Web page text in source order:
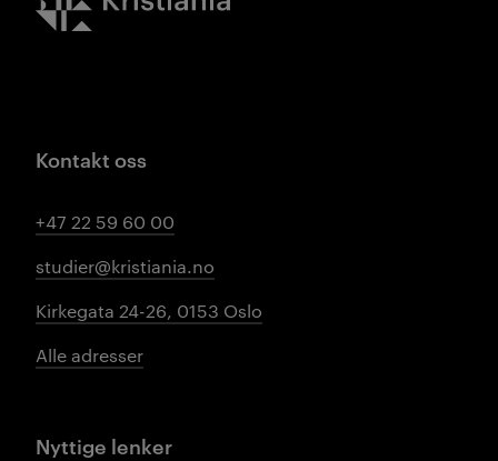
Kontakt oss
+47 22 59 60 00
studier@kristiania.no
Kirkegata 24-26, 0153 Oslo
Alle adresser
Nyttige lenker